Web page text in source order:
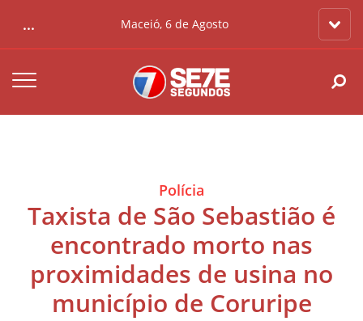
... Maceió, 6 de Agosto
Polícia
Taxista de São Sebastião é
encontrado morto nas
proximidades de usina no
município de Coruripe